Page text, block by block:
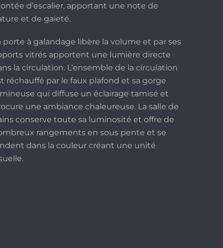
d’escalier, apportant une note de
et de gaieté.
porte à galandage libère la volume et par ses
vitrés apportent une lumière directe
la circulation. L’ensemble de la circulation
réchauffé par le faux plafond et sa gorge
qui diffuse un éclairage tamisé et
une ambiance chaleureuse. La salle de
conserve toute sa luminosité et offre de
rangements en sous pente et se
dans la couleur créant une unité